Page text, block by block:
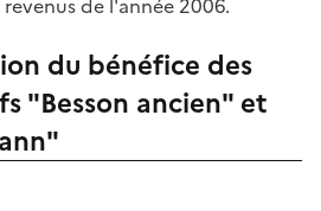
du bénéfice des
"Besson ancien" et